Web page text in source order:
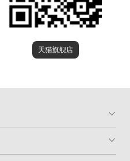
天猫旗舰店